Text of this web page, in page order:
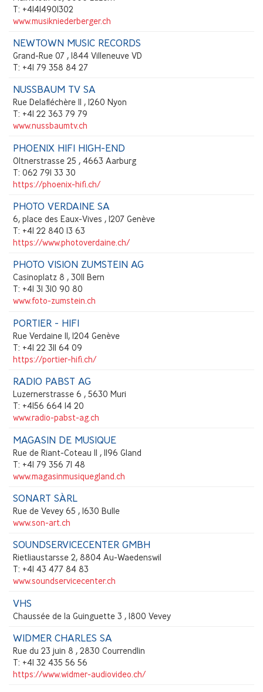
T: +41414901302
www.musikniederberger.ch
NEWTOWN MUSIC RECORDS
Grand-Rue 07 , 1844 Villeneuve VD
T: +41 79 358 84 27
NUSSBAUM TV SA
Rue Delafléchère 11 , 1260 Nyon
T: +41 22 363 79 79
www.nussbaumtv.ch
PHOENIX HIFI HIGH-END
Oltnerstrasse 25 , 4663 Aarburg
T: 062 791 33 30
https://phoenix-hifi.ch/
PHOTO VERDAINE SA
6, place des Eaux-Vives , 1207 Genève
T: +41 22 840 13 63
https://www.photoverdaine.ch/
PHOTO VISION ZUMSTEIN AG
Casinoplatz 8 , 3011 Bern
T: +41 31 310 90 80
www.foto-zumstein.ch
PORTIER - HIFI
Rue Verdaine 11, 1204 Genève
T: +41 22 311 64 09
https://portier-hifi.ch/
RADIO PABST AG
Luzernerstrasse 6 , 5630 Muri
T: +4156 664 14 20
www.radio-pabst-ag.ch
MAGASIN DE MUSIQUE
Rue de Riant-Coteau 11 , 1196 Gland
T: +41 79 356 71 48
www.magasinmusiquegland.ch
SONART SÀRL
Rue de Vevey 65 , 1630 Bulle
www.son-art.ch
SOUNDSERVICECENTER GMBH
Rietliaustarsse 2, 8804 Au-Waedenswil
T: +41 43 477 84 83
www.soundservicecenter.ch
VHS
Chaussée de la Guinguette 3 , 1800 Vevey
WIDMER CHARLES SA
Rue du 23 juin 8 , 2830 Courrendlin
T: +41 32 435 56 56
https://www.widmer-audiovideo.ch/